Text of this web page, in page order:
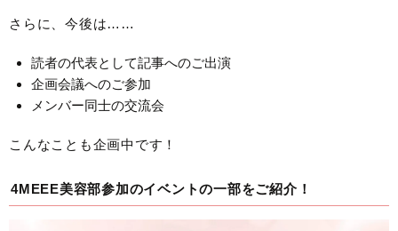
さらに、今後は……
読者の代表として記事へのご出演
企画会議へのご参加
メンバー同士の交流会
こんなことも企画中です！
4MEEE美容部参加のイベントの一部をご紹介！